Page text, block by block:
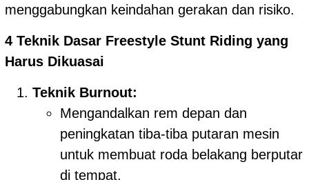
menggabungkan keindahan gerakan dan risiko.
4 Teknik Dasar Freestyle Stunt Riding yang
Harus Dikuasai
Teknik Burnout:
Mengandalkan rem depan dan
peningkatan tiba-tiba putaran mesin
untuk membuat roda belakang berputar
di tempat.